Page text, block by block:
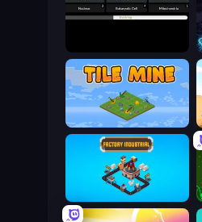
Tile Mine
Factory Industrial